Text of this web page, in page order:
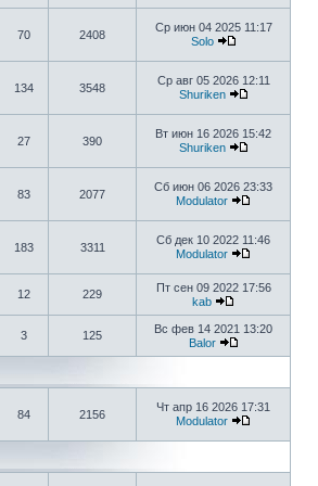
70 2408
Ср июн 04 2025 11:17
Solo
134 3548
Ср авг 05 2026 12:11
Shuriken
27 390
Вт июн 16 2026 15:42
Shuriken
83 2077
Сб июн 06 2026 23:33
Modulator
183 3311
Сб дек 10 2022 11:46
Modulator
12 229
Пт сен 09 2022 17:56
kab
3 125
Вс фев 14 2021 13:20
Balor
84 2156
Чт апр 16 2026 17:31
Modulator